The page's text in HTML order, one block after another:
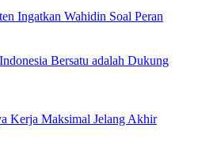
Ingatkan Wahidin Soal Peran
Bersatu adalah Dukung
Kerja Maksimal Jelang Akhir